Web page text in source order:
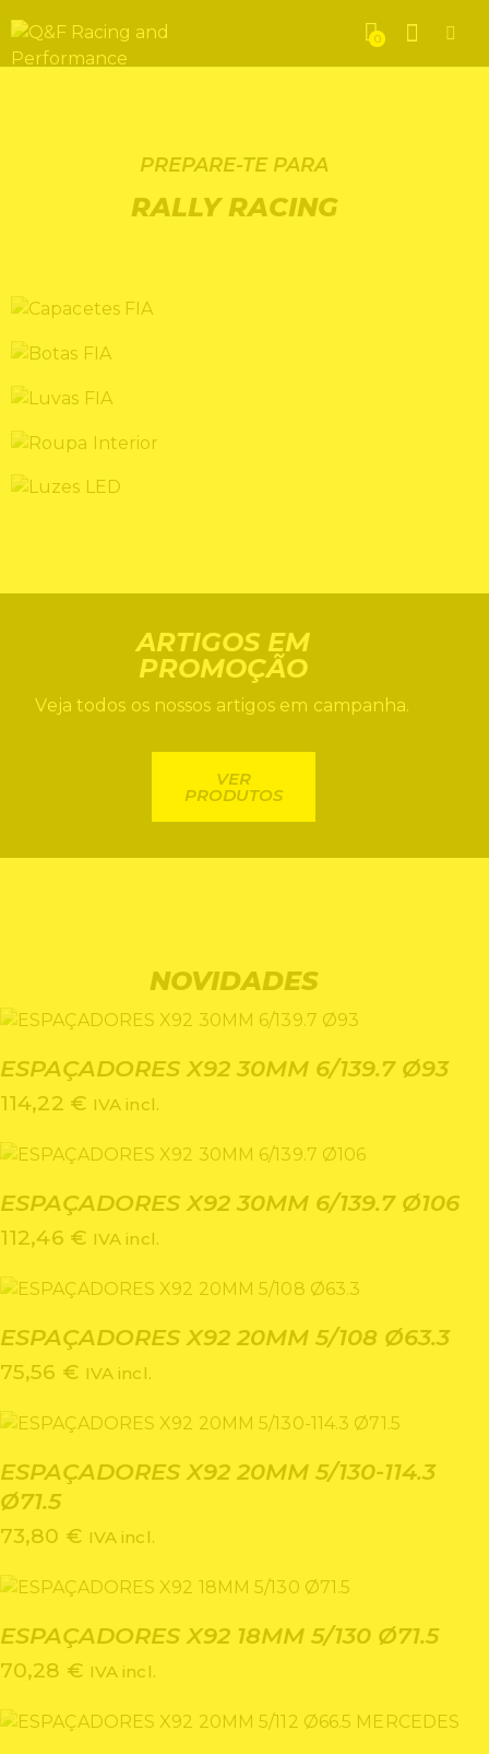
0
PREPARE-TE PARA
RALLY RACING
LUVAS FIA
ARTIGOS EM
PROMOÇÃO
Veja todos os nossos artigos em campanha.
VER
PRODUTOS
NOVIDADES
ESPAÇADORES X92 30MM 6/139.7 Ø93
114,22 € IVA incl.
ESPAÇADORES X92 30MM 6/139.7 Ø106
112,46 € IVA incl.
ESPAÇADORES X92 20MM 5/108 Ø63.3
75,56 € IVA incl.
ESPAÇADORES X92 20MM 5/130-114.3
Ø71.5
73,80 € IVA incl.
ESPAÇADORES X92 18MM 5/130 Ø71.5
70,28 € IVA incl.